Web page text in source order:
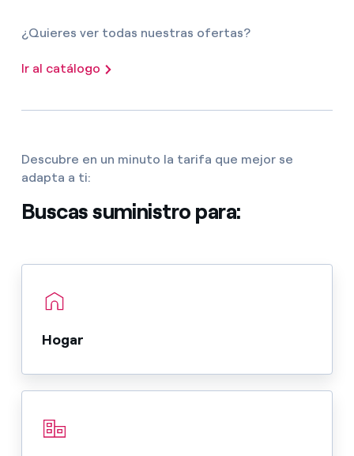
¿Quieres ver todas nuestras ofertas?
Ir al catálogo
Descubre en un minuto la tarifa que mejor se
adapta a ti:
Buscas suministro para:
Hogar